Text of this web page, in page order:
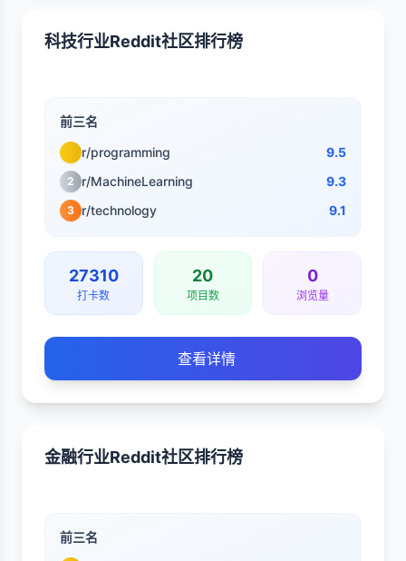
科技行业Reddit社区排行榜
前三名
r/programming
9.5
2 r/MachineLearning 9.3
3 r/technology 9.1
27310
打卡数
20
项目数
0
浏览量
查看详情
金融行业Reddit社区排行榜
前三名